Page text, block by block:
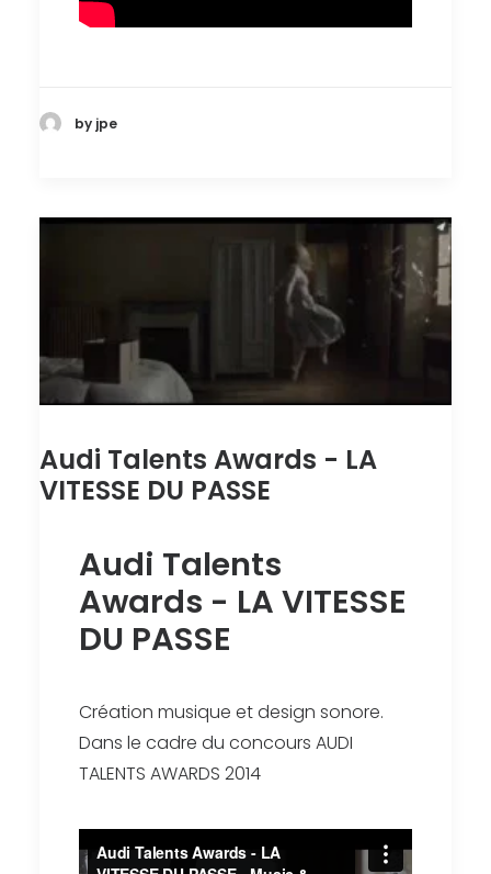
by jpe
Audi Talents Awards - LA
VITESSE DU PASSE
Audi Talents
Awards - LA VITESSE
DU PASSE
Création musique et design sonore.
Dans le cadre du concours AUDI
TALENTS AWARDS 2014